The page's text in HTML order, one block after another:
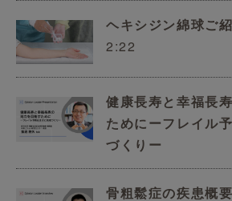
ヘキシジン綿球ご
2:22
健康長寿と幸福長
ためにーフレイル
づくりー
骨粗鬆症の疾患概要